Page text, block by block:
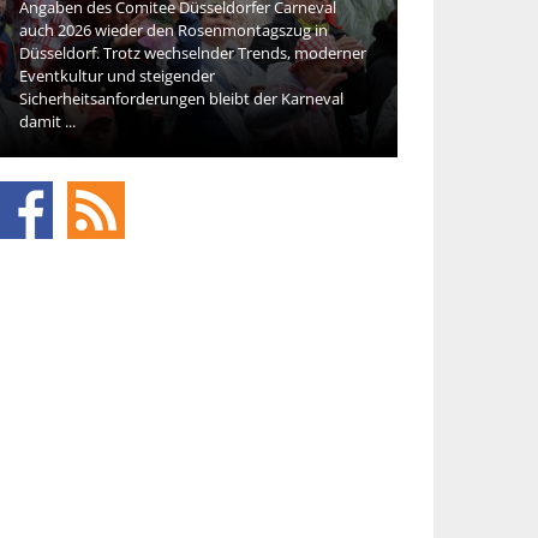
Angaben des Comitee Düsseldorfer Carneval
auch 2026 wieder den Rosenmontagszug in
Düsseldorf. Trotz wechselnder Trends, moderner
Eventkultur und steigender
Sicherheitsanforderungen bleibt der Karneval
damit ...